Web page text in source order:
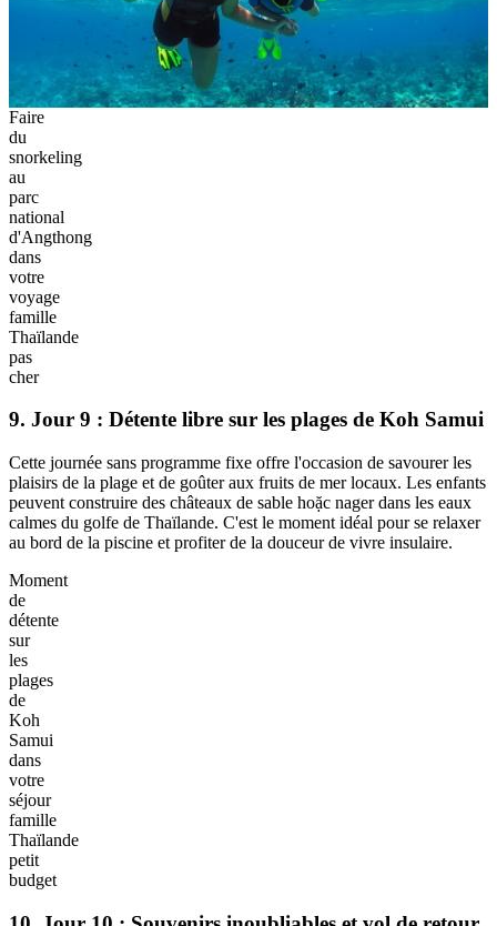
dans
votre
séjour
famille
Thaïlande
petit
budget
8. Jour 8 : Exploration marine du parc national
d'Angthong
Une excursion en bateau rapide mène les voyageurs vers les eaux
cristallines de
découverte du
Ta Lap
variées comme le kayak ou la montée vers un point de vue
Faire
du
snorkeling
au
parc
national
d'Angthong
votre